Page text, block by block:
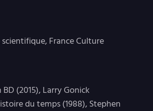
France Culture
(2015), Larry Gonick
du temps (1988), Stephen